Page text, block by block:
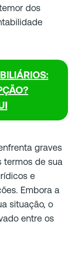
dos
graves
termos de sua
e
Embora a
situação, o
entre os